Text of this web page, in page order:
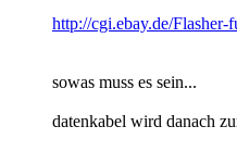
http://cgi.ebay.de/
sowas muss es sein...
datenkabel wird danach